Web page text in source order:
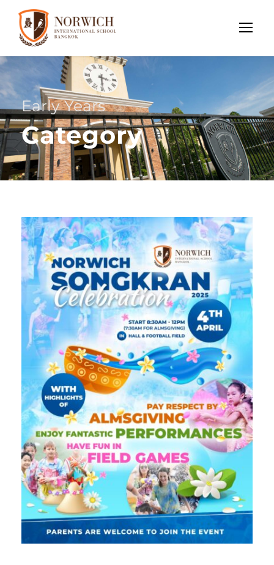
Early Years
Category